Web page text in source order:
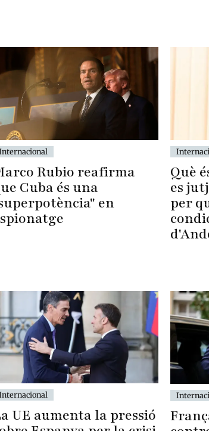
Rubio reafirma
Cuba és una
en
Què
es
per
UE aumenta la pressió